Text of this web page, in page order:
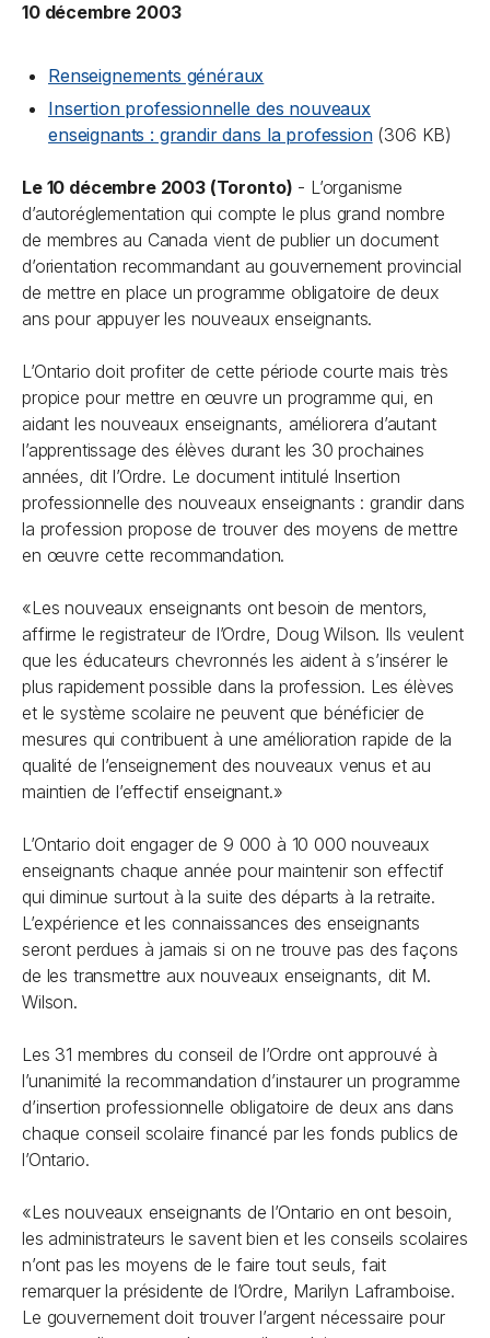
10 décembre 2003
Renseignements généraux
Insertion professionnelle des nouveaux
enseignants : grandir dans la profession (306 KB)
Le 10 décembre 2003 (Toronto) - L’organisme
d’autoréglementation qui compte le plus grand nombre
de membres au Canada vient de publier un document
d’orientation recommandant au gouvernement provincial
de mettre en place un programme obligatoire de deux
ans pour appuyer les nouveaux enseignants.
L’Ontario doit profiter de cette période courte mais très
propice pour mettre en œuvre un programme qui, en
aidant les nouveaux enseignants, améliorera d’autant
l’apprentissage des élèves durant les 30 prochaines
années, dit l’Ordre. Le document intitulé Insertion
professionnelle des nouveaux enseignants : grandir dans
la profession propose de trouver des moyens de mettre
en œuvre cette recommandation.
«Les nouveaux enseignants ont besoin de mentors,
affirme le registrateur de l’Ordre, Doug Wilson. Ils veulent
que les éducateurs chevronnés les aident à s’insérer le
plus rapidement possible dans la profession. Les élèves
et le système scolaire ne peuvent que bénéficier de
mesures qui contribuent à une amélioration rapide de la
qualité de l’enseignement des nouveaux venus et au
maintien de l’effectif enseignant.»
L’Ontario doit engager de 9 000 à 10 000 nouveaux
enseignants chaque année pour maintenir son effectif
qui diminue surtout à la suite des départs à la retraite.
L’expérience et les connaissances des enseignants
seront perdues à jamais si on ne trouve pas des façons
de les transmettre aux nouveaux enseignants, dit M.
Wilson.
Les 31 membres du conseil de l’Ordre ont approuvé à
l’unanimité la recommandation d’instaurer un programme
d’insertion professionnelle obligatoire de deux ans dans
chaque conseil scolaire financé par les fonds publics de
l’Ontario.
«Les nouveaux enseignants de l’Ontario en ont besoin,
les administrateurs le savent bien et les conseils scolaires
n’ont pas les moyens de le faire tout seuls, fait
remarquer la présidente de l’Ordre, Marilyn Laframboise.
Le gouvernement doit trouver l’argent nécessaire pour